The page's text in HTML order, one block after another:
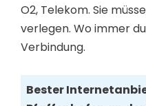
O2, Telekom. Sie
verlegen. Wo immer
Verbindung.
Bester